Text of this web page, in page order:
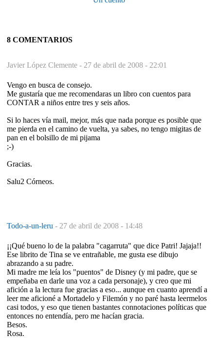
8 COMENTARIOS
Javier López Clemente - 27 de abril de 2008 - 22:01
Vengo en busca de consejo.
Me gustaría que me recomendaras un libro con cuentos para
CONTAR a niños entre tres y seis años.
Si lo haces vía mail, mejor, más que nada porque es posible que
me pierda en el camino de vuelta, ya sabes, no tengo migitas de
pan en el bolsillo de mi pijama
;-)
Gracias.
Salu2 Córneos.
Todo-a-un-leru - 27 de abril de 2008 - 14:48
¡¡Qué bueno lo de la palabra "cagarruta" que dice Patri! Jajaja!!
Ese librito de Tina se ve entrañable, me gusta ese dibujo
abrazando a su padre.
Mi madre me leía los "puentos" de Disney (y mi padre, que se
empeñaba en darle una voz a cada personaje), y creo que mi
afición a la lectura fue gracias a eso... aunque en cuanto aprendí a
leer me aficioné a Mortadelo y Filemón y no paré hasta leermelos
casi todos, y eso que tienen bastantes connotaciones políticas que
entonces no entendía, pero me hacían gracia.
Besos.
Rosa.